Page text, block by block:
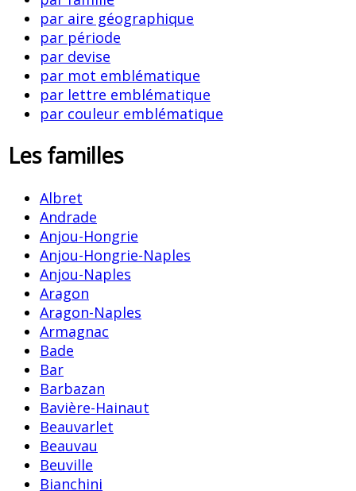
par aire géographique
par période
par devise
par mot emblématique
par lettre emblématique
par couleur emblématique
Les familles
Albret
Andrade
Anjou-Hongrie
Anjou-Hongrie-Naples
Anjou-Naples
Aragon
Aragon-Naples
Armagnac
Bade
Bar
Barbazan
Bavière-Hainaut
Beauvarlet
Beauvau
Beuville
Bianchini